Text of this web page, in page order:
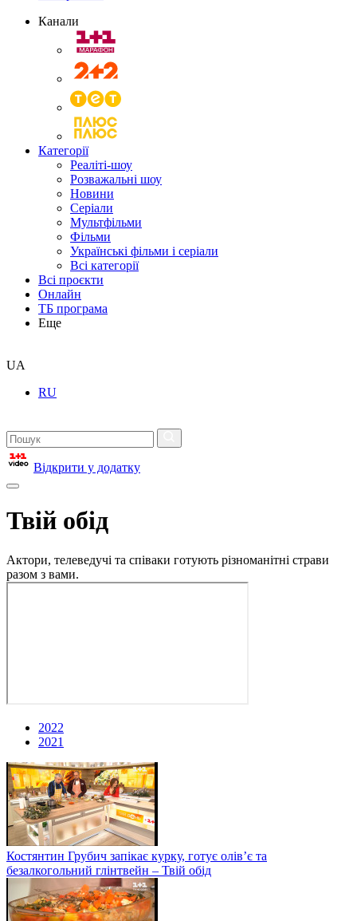
Канали
Категорії
Реаліті-шоу
Розважальні шоу
Новини
Серіали
Мультфільми
Фільми
Українські фільми і серіали
Всі категорії
Всі проєкти
Онлайн
ТБ програма
Еще
UA
RU
Відкрити у додатку
Твій обід
Актори, телеведучі та співаки готують різноманітні страви
разом з вами.
2022
2021
Костянтин Грубич запікає курку, готує олів’є та
безалкогольний глінтвейн – Твій обід